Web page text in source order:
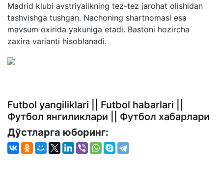
Madrid klubi avstriyalikning tez-tez jarohat olishidan
tashvishga tushgan. Nachoning shartnomasi esa
mavsum oxirida yakuniga etadi. Bastoni hozircha
zaxira varianti hisoblanadi.
Futbol yangiliklari || Futbol habarlari ||
Футбол янгиликлари || Футбол хабарлари
Дўстларга юборинг: